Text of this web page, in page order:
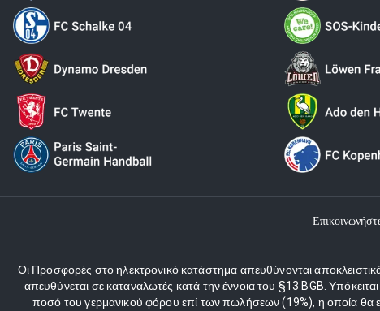
Οι Προσφορές στο ηλεκτρονικό κατάστημα απευθύνονται
απευθύνεται σε καταναλωτές κατά την έννοια του §13 BGB.
ποσό του γερμανικού φόρου επί των πωλήσεων (19%), η οποία θα